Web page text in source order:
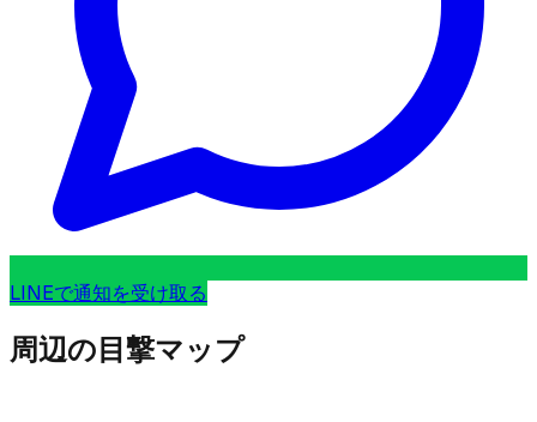
LINEで通知を受け取る
周辺の目撃マップ